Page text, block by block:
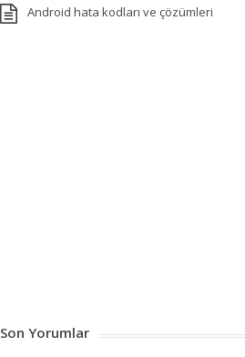
Android hata kodları ve çözümleri
Son Yorumlar